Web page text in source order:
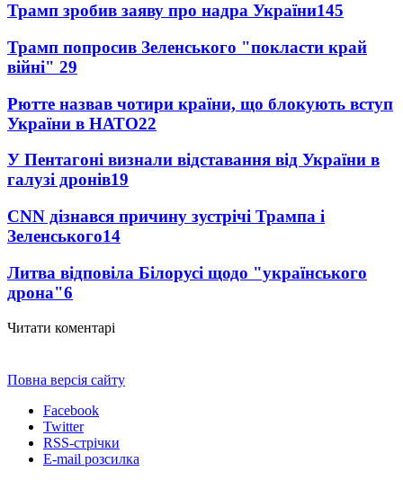
Трамп зробив заяву про надра України145
Трамп попросив Зеленського "покласти край
війні" 29
Рютте назвав чотири країни, що блокують вступ
України в НАТО22
У Пентагоні визнали відставання від України в
галузі дронів19
CNN дізнався причину зустрічі Трампа і
Зеленського14
Литва відповіла Білорусі щодо "українського
дрона"6
Читати коментарі
Повна версія сайту
Facebook
Twitter
RSS-стрічки
E-mail розсилка